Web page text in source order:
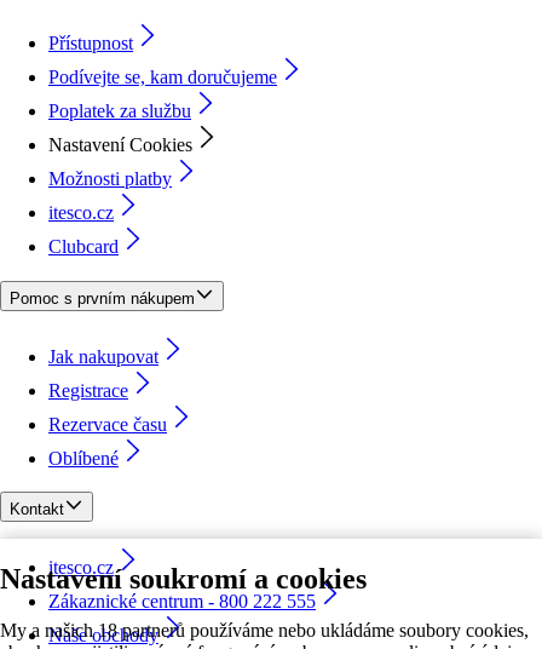
Nastavení soukromí a cookies
My a našich 18 partnerů používáme nebo ukládáme soubory cookies,
Přístupnost
Podívejte se, kam doručujeme
Poplatek za službu
Nastavení Cookies
Možnosti platby
itesco.cz
Clubcard
Pomoc s prvním nákupem
Jak nakupovat
Registrace
Rezervace času
Oblíbené
Kontakt
itesco.cz
Zákaznické centrum - 800 222 555
Naše obchody